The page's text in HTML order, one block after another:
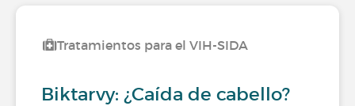
Tratamientos para el VIH-SIDA
Biktarvy: ¿Caída de cabello?